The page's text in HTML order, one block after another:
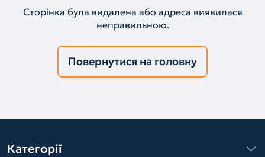
Сторінка була видалена або адреса виявилася
неправильною.
Повернутися на головну
Категорії